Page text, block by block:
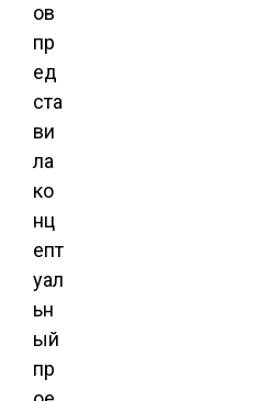
ов
пр
ед
ста
ви
ла
ко
нц
епт
уал
ьн
ый
пр